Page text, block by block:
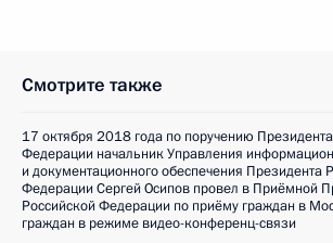
Смотрите также
17 октября 2018 года по поручению
Федерации начальник Управления
и документационного обеспечения Президента
Федерации Сергей Осипов провел в Приёмной
Российской Федерации по приёму граждан в
граждан в режиме видео-конференц-связи